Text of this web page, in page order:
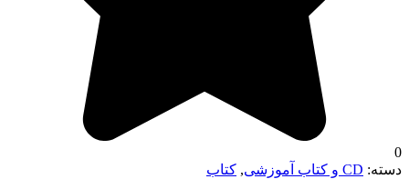
0
دسته: CD و کتاب آموزشی , کتاب